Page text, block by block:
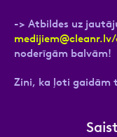
-> Atbildes uz
medijiem@cleanr.lv/
noderīgām balvām!
Zini, ka ļoti gaidām